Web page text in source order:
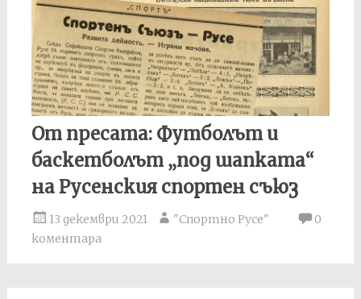
От пресата: Футболът и
баскетболът „под шапката“
на Русенския спортен съюз
13 декември 2021 "Спортно Русе"
0
коментара